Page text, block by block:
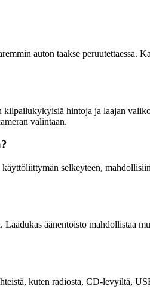
auton taakse peruutettaessa.
hintoja ja laajan
valintaan.
selkeyteen,
äänentoisto mahdollistaa
kuten radiosta, CD-levyiltä,